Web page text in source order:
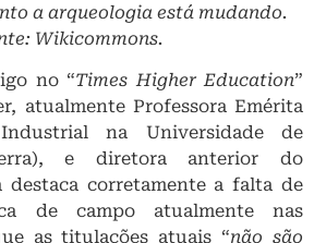
a arqueologia está mudando.
Wikicommons.
no “Times Higher Education”
atualmente Professora Emérita
na Universidade de
e diretora anterior do
destaca corretamente a falta de
de campo atualmente nas
as titulações atuais “não são